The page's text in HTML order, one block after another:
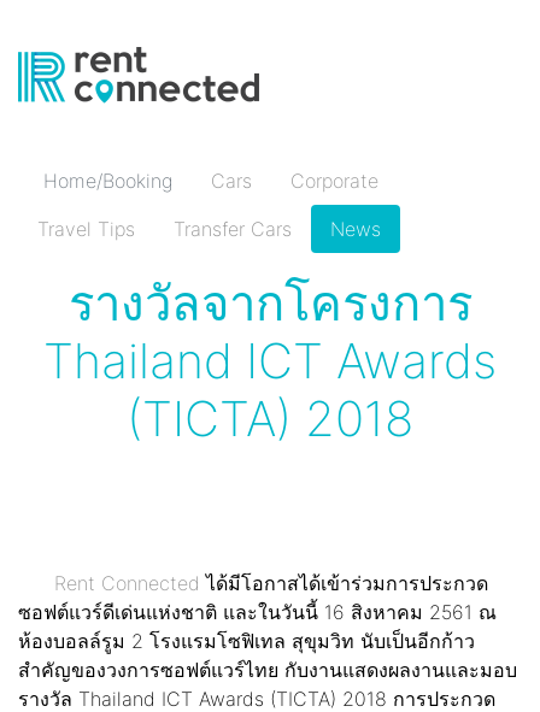
Home/Booking Cars
Corporate
Travel Tips
Transfer Cars News
รางวัลจากโครงการ
Thailand ICT Awards
(TICTA) 2018
Rent Connectedได้มีโอกาสได้เข้าร่วมการประกวด
ซอฟต์แวร์ดีเด่นแห่งชาติ และในวันนี้ 16 สิงหาคม 2561 ณ
ห้องบอลล์รูม 2 โรงแรมโซฟิเทล สุขุมวิท นับเป็นอีกก้าว
สำคัญของวงการซอฟต์แวร์ไทย กับงานแสดงผลงานและมอบ
รางวัล Thailand ICT Awards (TICTA) 2018 การประกวด